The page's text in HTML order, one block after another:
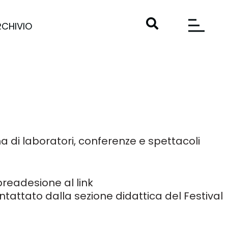
di laboratori, conferenze e spettacoli
al link
dalla sezione didattica del Festival